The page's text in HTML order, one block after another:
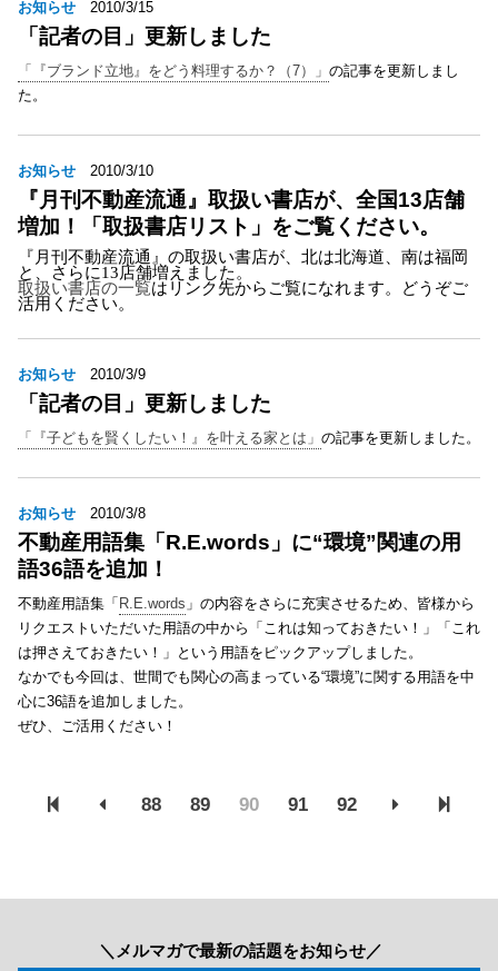
お知らせ 2010/3/15
「記者の目」更新しました
「『ブランド立地』をどう料理するか？（7）」 の記事を更新しまし
た。
お知らせ 2010/3/10
『月刊不動産流通』取扱い書店が、全国13店舗
増加！「取扱書店リスト」をご覧ください。
『月刊不動産流通』の取扱い書店が、北は北海道、南は福岡
と、
さらに13店舗増えました。
取扱い書店の一覧はリンク先からご覧になれます。どうぞご
活用ください。
お知らせ 2010/3/9
「記者の目」更新しました
「『子どもを賢くしたい！』を叶える家とは」 の記事を更新しました。
お知らせ 2010/3/8
不動産用語集「R.E.words」に“環境”関連の用
語36語を追加！
不動産用語集「 R.E.words 」の内容をさらに充実させるため、皆様から
リクエストいただいた用語の中から「これは知っておきたい！」「これ
は押さえておきたい！」という用語をピックアップしました。
なかでも今回は、世間でも関心の高まっている“環境”に関する用語を中
心に36語を追加しました。
ぜひ、ご活用ください！
88 89 90 91 92
＼メルマガで最新の話題をお知らせ／